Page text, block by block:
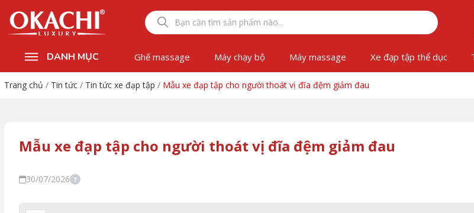
DANH MỤC Ghế massage Máy chạy bộ Máy massage Xe đạp tập thể dục
Trang chủ / Tin tức / Tin tức xe đạp tập / Mẫu xe đạp tập cho người thoát vị đĩa đệm giảm đau
Mẫu xe đạp tập cho người thoát vị đĩa đệm giảm đau
30/07/2026 ?